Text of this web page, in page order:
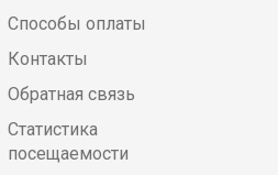
Способы оплаты
Контакты
Обратная связь
Статистика
посещаемости